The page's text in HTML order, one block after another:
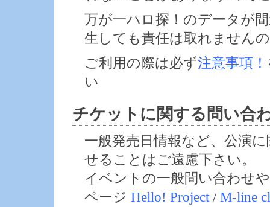
万が一ハロ探！のデータが
生しても責任は取れません
ご利用の際は必ず注意事項！
い
チケットに関する問い合
一般発売日情報など、公演
せることはご遠慮下さい。
イベントの一般問い合わせ
ページ Hello! Project /M-line